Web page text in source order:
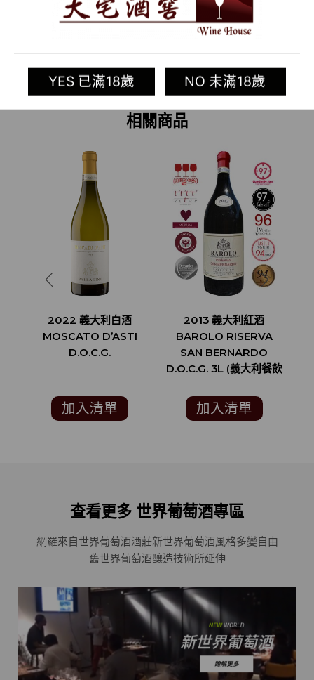
YES 已滿18歲 NO 未滿18歲
加入清單
Palladino
相關商品
2022 義大利白酒
MOSCATO D’ASTI
D.O.C.G.
加入清單
2013 義大利紅酒
BAROLO RISERVA
SAN BERNARDO
D.O.C.G. 3L (義大利餐飲
ROSSO 3酒杯)
加入清單
查看更多 世界葡萄酒專區
網羅來自世界葡萄酒酒莊新世界葡萄酒風格多變自由
舊世界葡萄酒釀造技術所延伸